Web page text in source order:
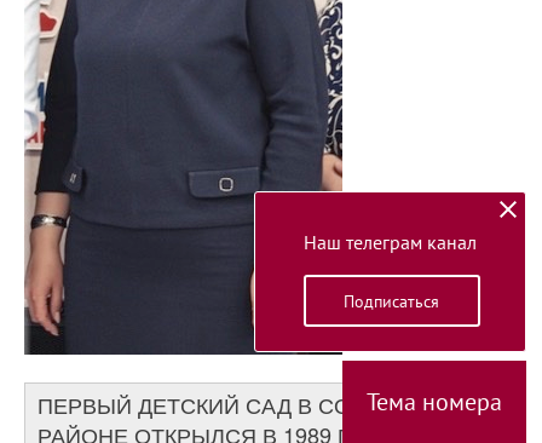
ПЕРВЫЙ ДЕТСКИЙ САД В СОВЕТСКОМ
РАЙОНЕ ОТКРЫЛСЯ В 1989 ГОДУ. А
Тема номера
Наш телеграм канал
Подписаться